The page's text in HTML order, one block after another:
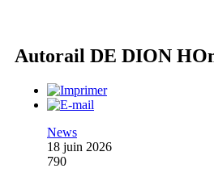
Autorail DE DION
News
18 juin 2026
790